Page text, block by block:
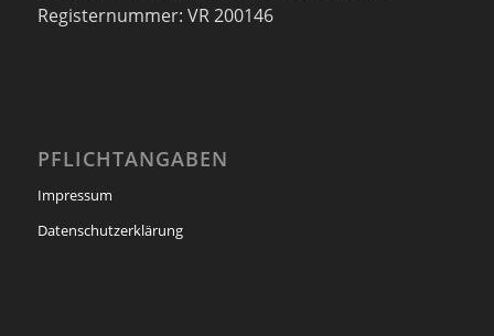
Registernummer: VR 200146
PFLICHTANGABEN
Impressum
Datenschutzerklärung